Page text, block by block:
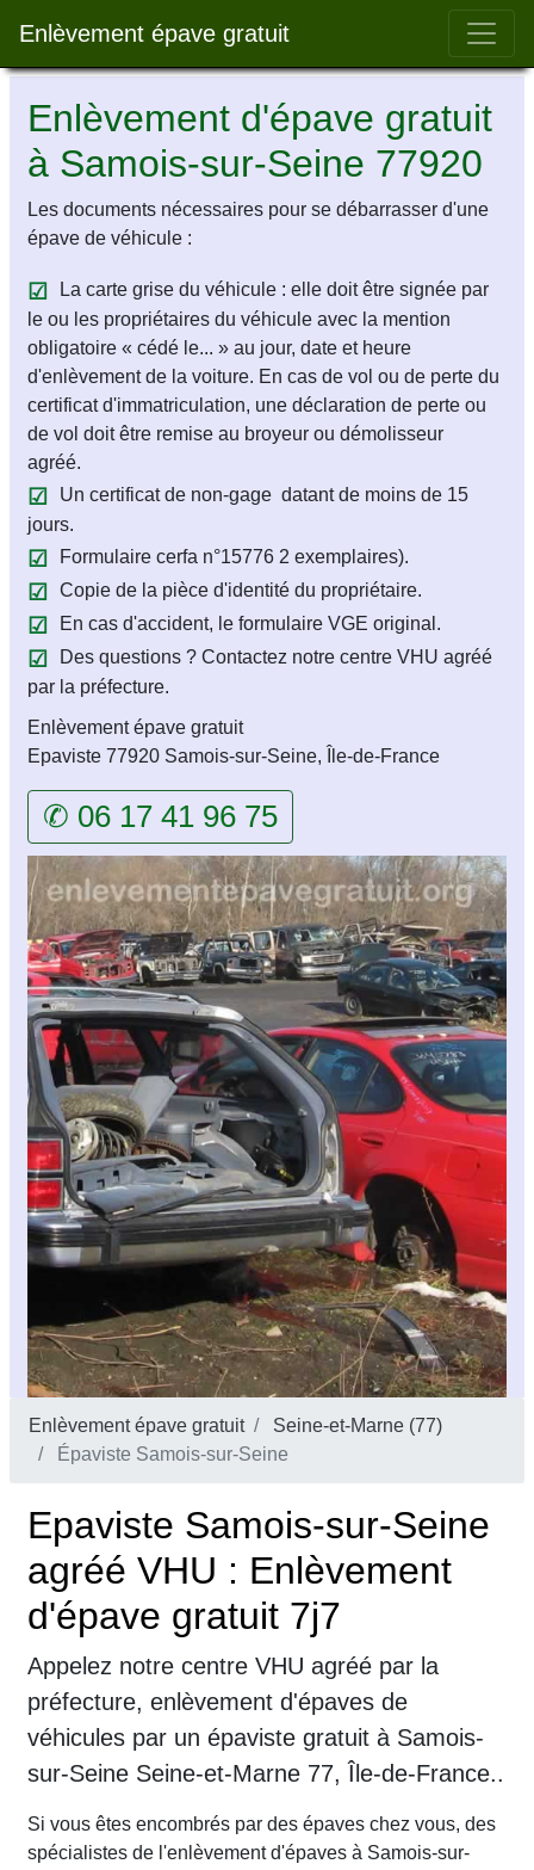
Enlèvement épave gratuit Bar
Enlèvement d'épave gratuit
à Samois-sur-Seine 77920
Les documents nécessaires pour se débarrasser d'une
épave de véhicule :
La carte grise du véhicule : elle doit être signée par
le ou les propriétaires du véhicule avec la mention
obligatoire « cédé le... » au jour, date et heure
d'enlèvement de la voiture. En cas de vol ou de perte du
certificat d'immatriculation, une déclaration de perte ou
de vol doit être remise au broyeur ou démolisseur
agréé.
Un certificat de non-gage datant de moins de 15
jours.
Formulaire cerfa n°15776 2 exemplaires).
Copie de la pièce d'identité du propriétaire.
En cas d'accident, le formulaire VGE original.
Des questions ? Contactez notre centre VHU agréé
par la préfecture.
Enlèvement épave gratuit
Epaviste 77920 Samois-sur-Seine, Île-de-France
✆ 06 17 41 96 75
Enlèvement épave gratuit
Seine-et-Marne (77)
Épaviste Samois-sur-Seine
Epaviste Samois-sur-Seine
agréé VHU : Enlèvement
d'épave gratuit 7j7
Appelez notre centre VHU agréé par la
préfecture, enlèvement d'épaves de
véhicules par un épaviste gratuit à Samois-
sur-Seine Seine-et-Marne 77, Île-de-France..
Si vous êtes encombrés par des épaves chez vous, des
spécialistes de l'enlèvement d'épaves à Samois-sur-